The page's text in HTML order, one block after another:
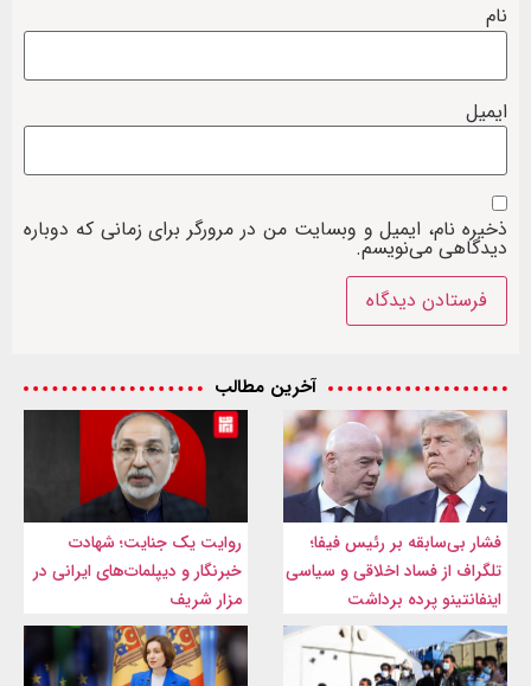
نام
ایمیل
ذخیره نام، ایمیل و وبسایت من در مرورگر برای زمانی که دوباره
دیدگاهی می‌نویسم.
آخرین مطالب
فشار بی‌سابقه بر رئیس فیفا؛
تلگراف از فساد اخلاقی و سیاسی
اینفانتینو پرده برداشت
روایت یک جنایت؛ شهادت
خبرنگار و دیپلمات‌های ایرانی در
مزار شریف